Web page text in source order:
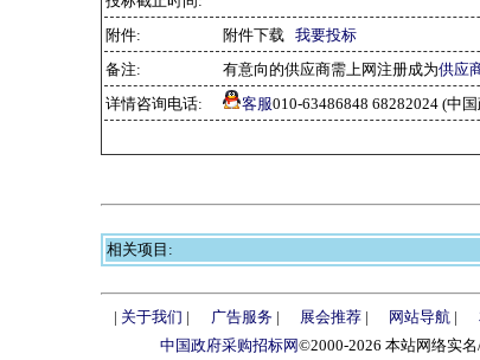
附件:
附件下载 我要投标
备注:
有意向的供应商需上网注册成为供应
详情咨询电话:
客服010-63486848 68282024 (中
相关项目:
| 关于我们 | 广告服务| 展会推荐| 网站导航 |
中国政府采购招标网©2000-2026 本站网络实